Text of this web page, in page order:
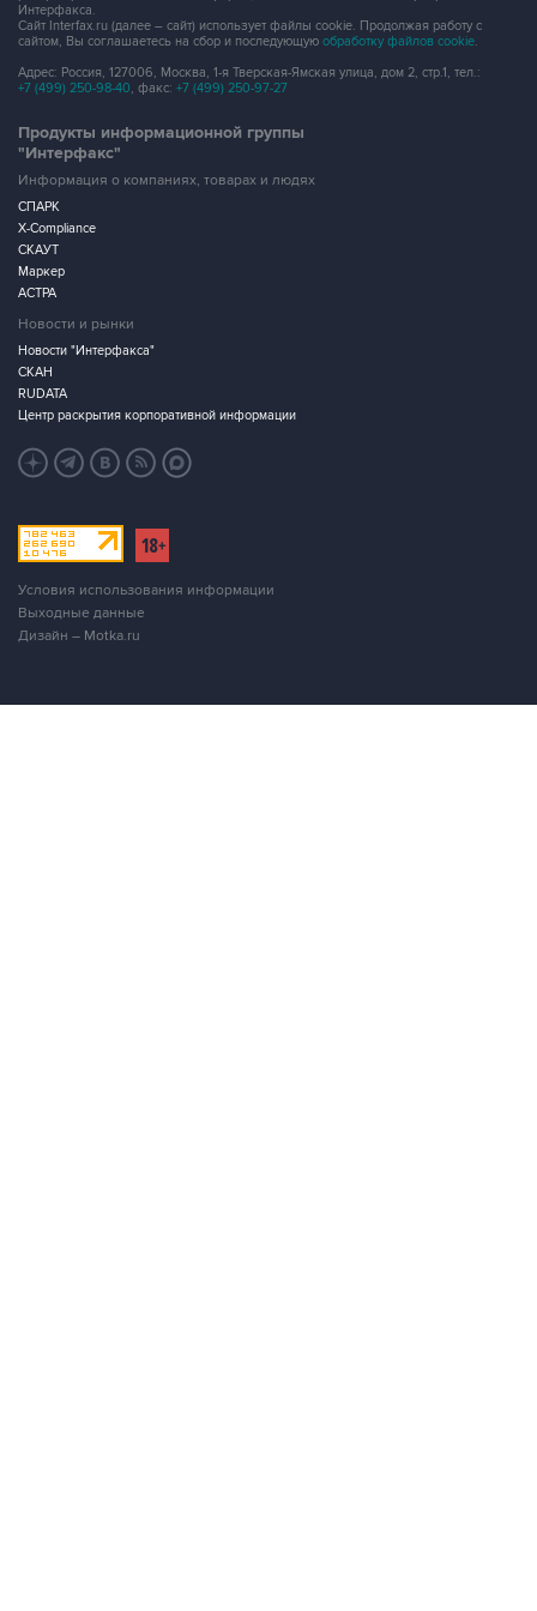
Интерфакса.
Сайт Interfax.ru (далее – сайт) использует файлы cookie. Продолжая работу с
сайтом, Вы соглашаетесь на сбор и последующую обработку файлов cookie.
Адрес: Россия, 127006, Москва, 1-я Тверская-Ямская улица, дом 2, стр.1, тел.:
+7 (499) 250-98-40, факс: +7 (499) 250-97-27
Продукты информационной группы
"Интерфакс"
Информация о компаниях, товарах и людях
СПАРК
X-Compliance
СКАУТ
Маркер
АСТРА
Новости и рынки
Новости "Интерфакса"
СКАН
RUDATA
Центр раскрытия корпоративной информации
Условия использования информации
Выходные данные
Дизайн – Motka.ru